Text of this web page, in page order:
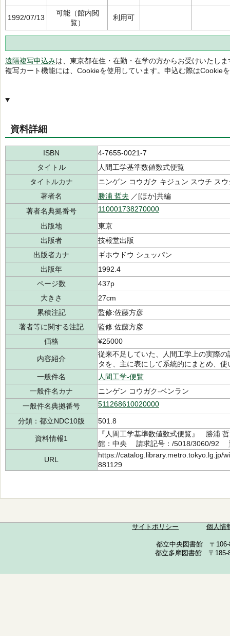
1992/07/13
可能（館内閲
覧）
利用可
遠隔複写申込みは、東京都在住・在勤・在学の方からお受けいたしま
複写カート機能には、Cookieを使用しています。申込む際はCookie
資料詳細
ISBN
4-7655-0021-7
タイトル
人間工学基準数値数式便覧
タイトルカナ
ニンゲン コウガク キジュン スウチ ス
著者名
勝浦 哲夫 ／[ほか]共編
著者名典拠番号
110001738270000
出版地
東京
出版者
技報堂出版
出版者カナ
ギホウドウ シュッパン
出版年
1992.4
ページ数
437p
大きさ
27cm
累積注記
監修:佐藤方彦
著者等に関する注記
監修:佐藤方彦
価格
¥25000
内容紹介
従来不足していた、人間工学上の実際
タを、主に表にして系統的にまとめ、
一般件名
人間工学-便覧
一般件名カナ
ニンゲン コウガク-ベンラン
一般件名典拠番号
511268610020000
分類：都立NDC10版 501.8
資料情報1
『人間工学基準数値数式便覧』 勝浦
館：中央 請求記号：/5018/3060/92
URL
https://catalog.library.metro.tokyo.lg.jp/
881129
サイトポリシー 個人情
都立中央図書館 〒
都立多摩図書館 〒185-